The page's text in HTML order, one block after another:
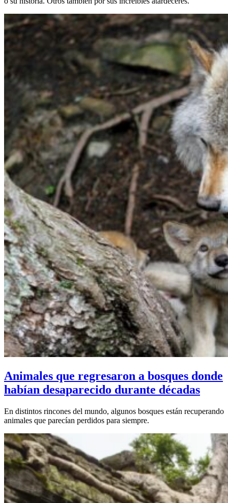
Animales que regresaron a bosques donde
habían desaparecido durante décadas
En distintos rincones del mundo, algunos bosques están recuperando
animales que parecían perdidos para siempre.